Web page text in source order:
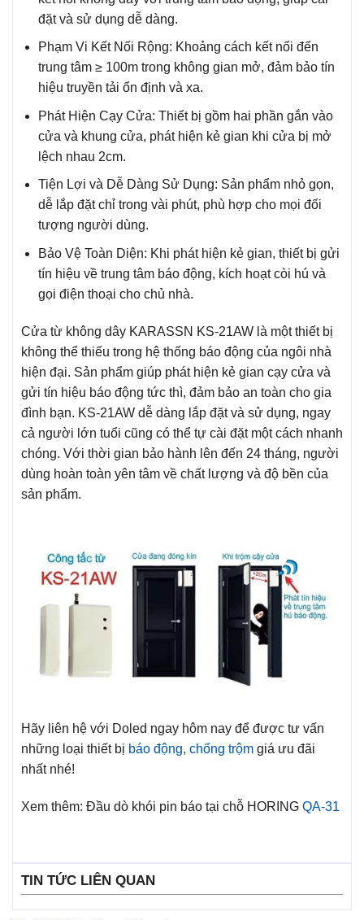
đặt và sử dụng dễ dàng.
Phạm Vi Kết Nối Rộng: Khoảng cách kết nối đến
trung tâm ≥ 100m trong không gian mở, đảm bảo tín
hiệu truyền tải ổn định và xa.
Phát Hiện Cạy Cửa: Thiết bị gồm hai phần gắn vào
cửa và khung cửa, phát hiện kẻ gian khi cửa bị mở
lệch nhau 2cm.
Tiện Lợi và Dễ Dàng Sử Dụng: Sản phẩm nhỏ gọn,
dễ lắp đặt chỉ trong vài phút, phù hợp cho mọi đối
tượng người dùng.
Bảo Vệ Toàn Diện: Khi phát hiện kẻ gian, thiết bị gửi
tín hiệu về trung tâm báo động, kích hoạt còi hú và
gọi điện thoại cho chủ nhà.
Cửa từ không dây KARASSN KS-21AW là một thiết bị
không thể thiếu trong hệ thống báo động của ngôi nhà
hiện đại. Sản phẩm giúp phát hiện kẻ gian cạy cửa và
gửi tín hiệu báo động tức thì, đảm bảo an toàn cho gia
đình bạn. KS-21AW dễ dàng lắp đặt và sử dụng, ngay
cả người lớn tuổi cũng có thể tự cài đặt một cách nhanh
chóng. Với thời gian bảo hành lên đến 24 tháng, người
dùng hoàn toàn yên tâm về chất lượng và độ bền của
sản phẩm.
Hãy liên hệ với Doled ngay hôm nay để được tư vấn
những loại thiết bị báo động, chống trộm giá ưu đãi
nhất nhé!
Xem thêm: Đầu dò khói pin báo tại chỗ HORING QA-31
TIN TỨC LIÊN QUAN